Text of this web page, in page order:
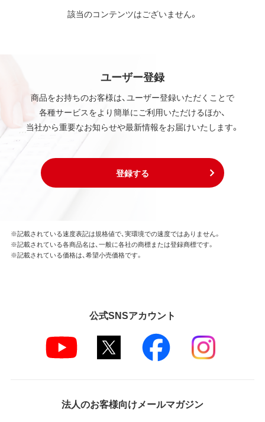
該当のコンテンツはございません。
ユーザー登録
商品をお持ちのお客様は、ユーザー登録いただくことで
各種サービスをより簡単にご利用いただけるほか、
当社から重要なお知らせや最新情報をお届けいたします。
登録する
※記載されている速度表記は規格値で、実環境での速度ではありません。
※記載されている各商品名は、一般に各社の商標または登録商標です。
※記載されている価格は、希望小売価格です。
公式SNSアカウント
法人のお客様向けメールマガジン